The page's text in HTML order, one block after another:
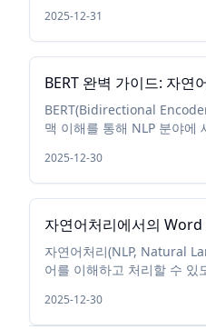
2025-12-31
BERT 완벽 가이드: 자연
BERT(Bidirectional
맥 이해를 통해 NLP 분야에
2025-12-30
자연어처리에서의
자연어처리(NLP, Natural
어를 이해하고 처리할 수
2025-12-30